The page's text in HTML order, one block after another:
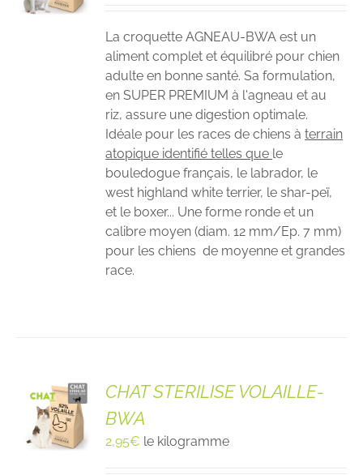
La croquette AGNEAU-BWA est un
aliment complet et équilibré pour chien
adulte en bonne santé. Sa formulation,
en SUPER PREMIUM à l'agneau et au
riz, assure une digestion optimale.
Idéale pour les races de chiens àterrain
atopique identifié telles que le
bouledogue français, le labrador, le
west highland white terrier, le shar-peï,
et le boxer... Une forme ronde et un
calibre moyen (diam. 12 mm/Ep. 7 mm)
pour les chiens de moyenne et grandes
race.
CHAT STERILISE VOLAILLE-
BWA
2,95€ le kilogramme